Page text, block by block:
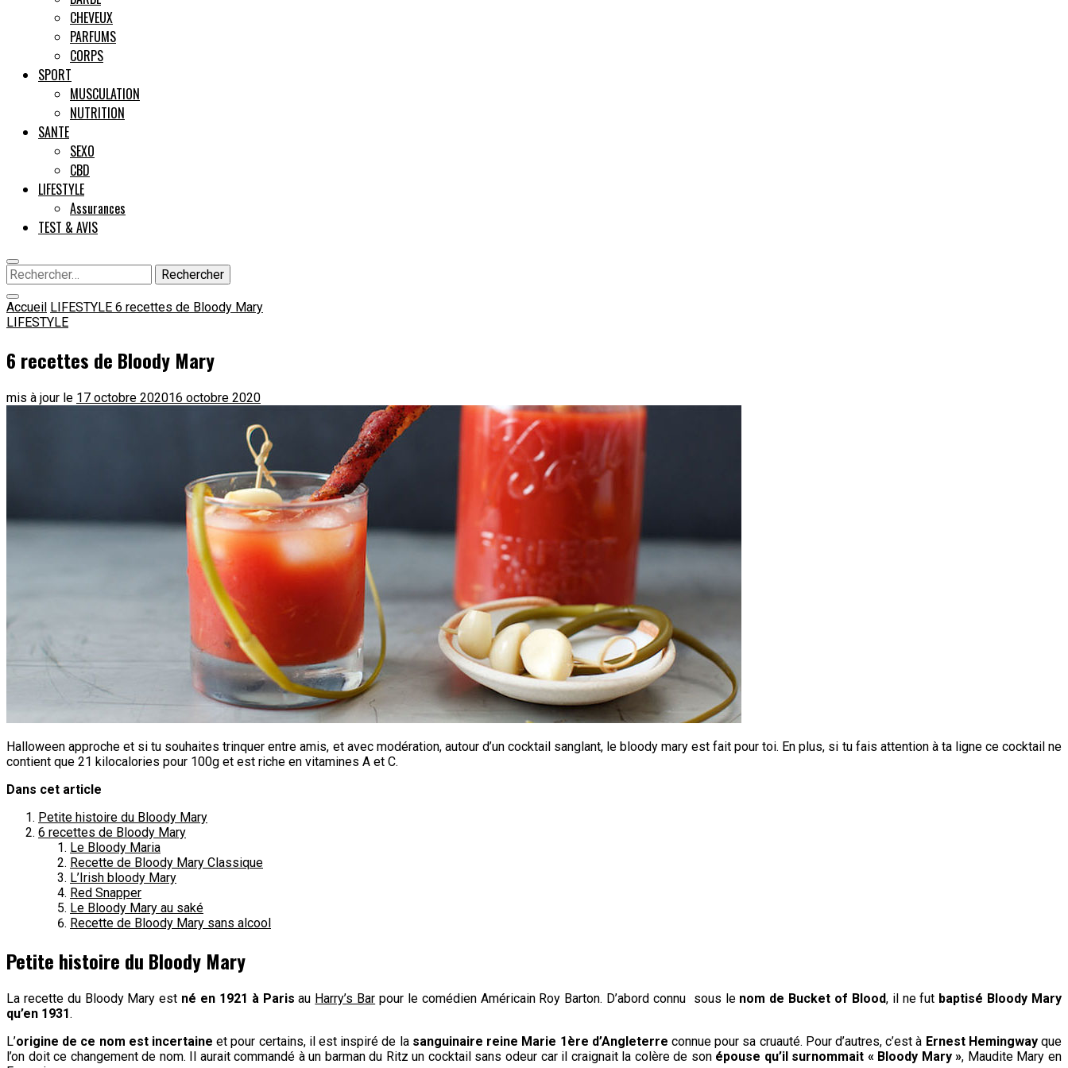
CHEVEUX
PARFUMS
CORPS
SPORT
MUSCULATION
NUTRITION
SANTE
SEXO
CBD
LIFESTYLE
Assurances
TEST & AVIS
Rechercher :
Accueil LIFESTYLE 6 recettes de Bloody Mary
LIFESTYLE
6 recettes de Bloody Mary
mis à jour le 17 octobre 202016 octobre 2020
Halloween approche et si tu souhaites trinquer entre amis, et avec modération, autour d’un cocktail sanglant, le bloody mary est fait pour toi. En plus, si tu fais attention à ta ligne ce cocktail ne
contient que 21 kilocalories pour 100g et est riche en vitamines A et C.
Dans cet article
Petite histoire du Bloody Mary
6 recettes de Bloody Mary
Le Bloody Maria
Recette de Bloody Mary Classique
L’Irish bloody Mary
Red Snapper
Le Bloody Mary au saké
Recette de Bloody Mary sans alcool
Petite histoire du Bloody Mary
La recette du Bloody Mary est né en 1921 à Paris au Harry’s Bar pour le comédien Américain Roy Barton. D’abord connu sous le nom de Bucket of Blood, il ne fut baptisé Bloody Mary
qu’en 1931.
L’origine de ce nom est incertaine et pour certains, il est inspiré de la sanguinaire reine Marie 1ère d’Angleterre connue pour sa cruauté. Pour d’autres, c’est à Ernest Hemingwayque
l’on doit ce changement de nom. Il aurait commandé à un barman du Ritz un cocktail sans odeur car il craignait la colère de son épouse qu’il surnommait « Bloody Mary », Maudite Mary en